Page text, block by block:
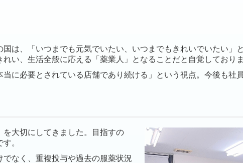
は、「いつまでも元気でいたい、いつまでもきれいでいたい」
い、生活全般に応える「薬業人」となることだと自覚しておりま
に必要とされている店舗であり続ける」という視点。今後も社
大切にしてきました。目指すの
。
なく、重複投与や過去の服薬状況